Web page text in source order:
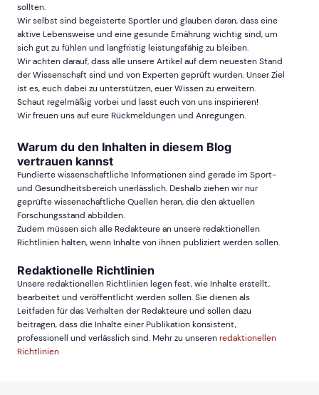
sollten.
Wir selbst sind begeisterte Sportler und glauben daran, dass eine
aktive Lebensweise und eine gesunde Ernährung wichtig sind, um
sich gut zu fühlen und langfristig leistungsfähig zu bleiben.
Wir achten darauf, dass alle unsere Artikel auf dem neuesten Stand
der Wissenschaft sind und von Experten geprüft wurden. Unser Ziel
ist es, euch dabei zu unterstützen, euer Wissen zu erweitern.
Schaut regelmäßig vorbei und lasst euch von uns inspirieren!
Wir freuen uns auf eure Rückmeldungen und Anregungen.
Warum du den Inhalten in diesem Blog
vertrauen kannst
Fundierte wissenschaftliche Informationen sind gerade im Sport-
und Gesundheitsbereich unerlässlich. Deshalb ziehen wir nur
geprüfte wissenschaftliche Quellen heran, die den aktuellen
Forschungsstand abbilden.
Zudem müssen sich alle Redakteure an unsere redaktionellen
Richtlinien halten, wenn Inhalte von ihnen publiziert werden sollen.
Redaktionelle Richtlinien
Unsere redaktionellen Richtlinien legen fest, wie Inhalte erstellt,
bearbeitet und veröffentlicht werden sollen. Sie dienen als
Leitfaden für das Verhalten der Redakteure und sollen dazu
beitragen, dass die Inhalte einer Publikation konsistent,
professionell und verlässlich sind. Mehr zu unserenredaktionellen
Richtlinien